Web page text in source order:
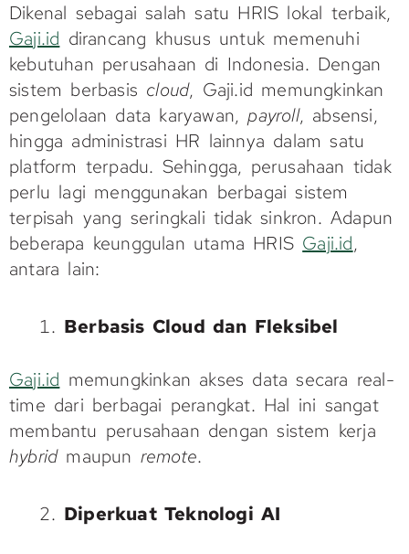
Dikenal sebagai salah satu HRIS lokal terbaik,
Gaji.id dirancang khusus untuk memenuhi
kebutuhan perusahaan di Indonesia. Dengan
sistem berbasis cloud, Gaji.id memungkinkan
pengelolaan data karyawan,payroll, absensi,
hingga administrasi HR lainnya dalam satu
platform terpadu. Sehingga, perusahaan tidak
perlu lagi menggunakan berbagai sistem
terpisah yang seringkali tidak sinkron. Adapun
beberapa keunggulan utama HRIS Gaji.id,
antara lain:
Berbasis Cloud dan Fleksibel
Gaji.id memungkinkan akses data secara real-
time dari berbagai perangkat. Hal ini sangat
membantu perusahaan dengan sistem kerja
hybridmaupun remote.
Diperkuat Teknologi AI